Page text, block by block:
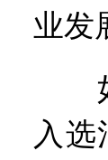
业发
如
入